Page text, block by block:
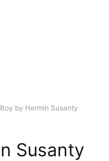
by Hermin Susanty
Susanty